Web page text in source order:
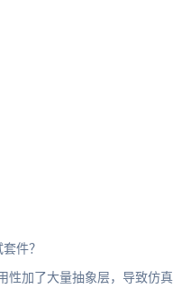
件？
加了大量抽象层，导致仿真